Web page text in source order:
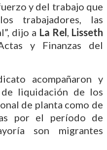
y del trabajo que
trabajadores, las
dijo a La Rel, Lisseth
y Finanzas del
acompañaron y
liquidación de los
de planta como de
por el período de
son migrantes